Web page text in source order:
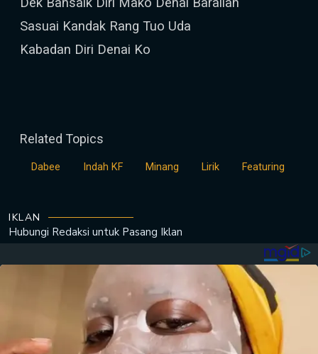
Sasuai Kandak Rang Tuo Uda
Kabadan Diri Denai Ko
Related Topics
Dabee Indah KF Minang Lirik Featuring
IKLAN
Hubungi Redaksi untuk Pasang Iklan